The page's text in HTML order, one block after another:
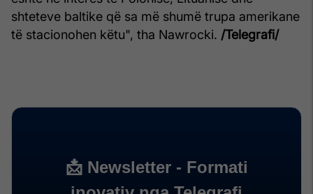
shteteve baltike që sa më shumë trupa amerikane
të stacionohen këtu", tha Nawrocki. /Telegrafi/